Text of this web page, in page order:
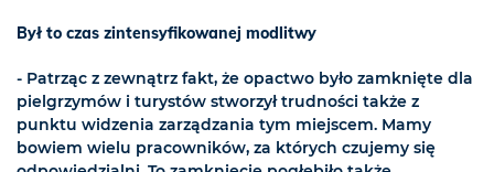
Był to czas zintensyfikowanej modlitwy
- Patrząc z zewnątrz fakt, że opactwo było zamknięte dla
pielgrzymów i turystów stworzył trudności także z
punktu widzenia zarządzania tym miejscem. Mamy
bowiem wielu pracowników, za których czujemy się